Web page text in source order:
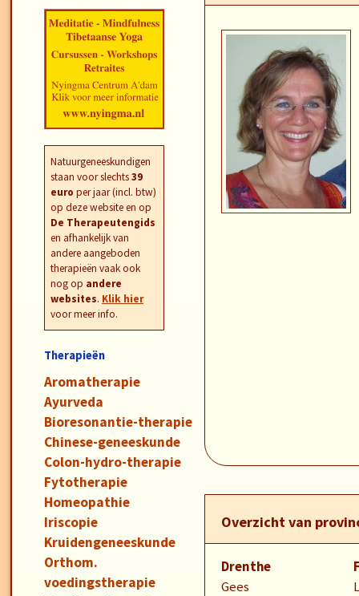
Natuurgeneeskundigen
staan voor slechts39
euro per jaar (incl. btw)
op deze website en op
De Therapeutengids
en afhankelijk van
andere aangeboden
therapieën vaak ook
nog op andere
websites. Klik hier
voor meer info.
Therapieën
Aromatherapie
Ayurveda
Bioresonantie-therapie
Chinese-geneeskunde
Colon-hydro-therapie
Fytotherapie
Homeopathie
Iriscopie
Kruidengeneeskunde
Orthom.
voedingstherapie
Overzicht van
Drenthe
Gees